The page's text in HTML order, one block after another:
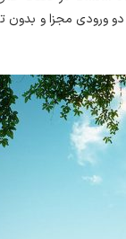
ورودی مجزا و بدون